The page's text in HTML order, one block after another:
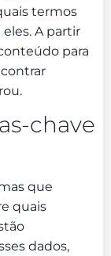
termos
A partir
para
chave
que
quais
dados,